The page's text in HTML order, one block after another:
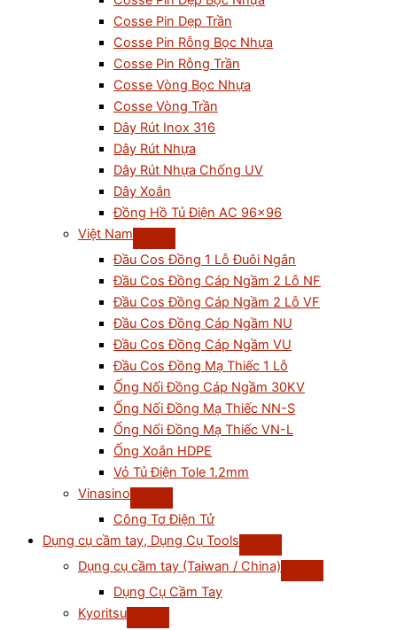
Cosse Pin Dẹp Trần
Cosse Pin Rỗng Bọc Nhựa
Cosse Pin Rỗng Trần
Cosse Vòng Bọc Nhựa
Cosse Vòng Trần
Dây Rút Inox 316
Dây Rút Nhựa
Dây Rút Nhựa Chống UV
Dây Xoắn
Đồng Hồ Tủ Điện AC 96×96
Việt Nam
Đầu Cos Đồng 1 Lỗ Đuôi Ngắn
Đầu Cos Đồng Cáp Ngầm 2 Lỗ NF
Đầu Cos Đồng Cáp Ngầm 2 Lỗ VF
Đầu Cos Đồng Cáp Ngầm NU
Đầu Cos Đồng Cáp Ngầm VU
Đầu Cos Đồng Mạ Thiếc 1 Lỗ
Ống Nối Đồng Cáp Ngầm 30KV
Ống Nối Đồng Mạ Thiếc NN-S
Ống Nối Đồng Mạ Thiếc VN-L
Ống Xoắn HDPE
Vỏ Tủ Điện Tole 1.2mm
Vinasino
Công Tơ Điện Tử
Dụng cụ cầm tay, Dụng Cụ Tools
Dụng cụ cầm tay (Taiwan / China)
Dụng Cụ Cầm Tay
Kyoritsu